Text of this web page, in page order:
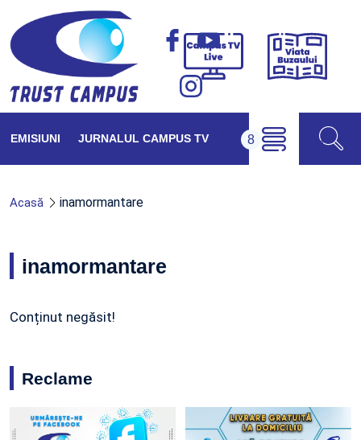
Campus
Viața
EMISIUNI JURNALUL CAMPUS TV
Acasă inamormantare
inamormantare
Conținut negăsit!
Reclame